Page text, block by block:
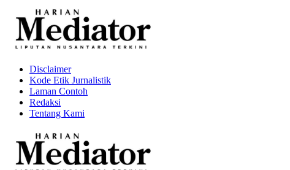
Disclaimer
Kode Etik Jurnalistik
Laman Contoh
Redaksi
Tentang Kami